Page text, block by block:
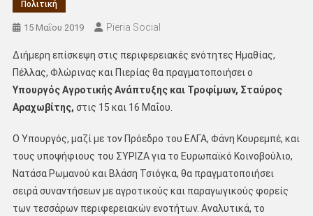
Πολιτική
15 Μαΐου 2019 Pieria Social
Διήμερη επίσκεψη στις περιφερειακές ενότητες Ημαθίας,
Πέλλας, Φλώρινας και Πιερίας θα πραγματοποιήσει ο
Υπουργός Αγροτικής Ανάπτυξης και Τροφίμων, Σταύρος
Αραχωβίτης, στις 15 και 16 Μαΐου.
Ο Υπουργός, μαζί με τον Πρόεδρο του ΕΛΓΑ, Φάνη Κουρεμπέ, και
τους υποψήφιους του ΣΥΡΙΖΑ για το Ευρωπαϊκό Κοινοβούλιο,
Νατάσα Ρωμανού και Βλάση Τσιόγκα, θα πραγματοποιήσει
σειρά συναντήσεων με αγροτικούς και παραγωγικούς φορείς
των τεσσάρων περιφερειακών ενοτήτων. Αναλυτικά, το